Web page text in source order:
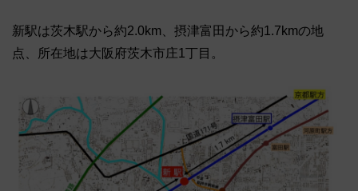
新駅は茨木駅から約2.0km、摂津富田から約1.7kmの地
点、所在地は大阪府茨木市庄1丁目。